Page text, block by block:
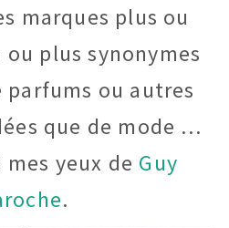
marques plus ou
plus synonymes
parfums ou autres
que de mode …
mes yeux de Guy
.